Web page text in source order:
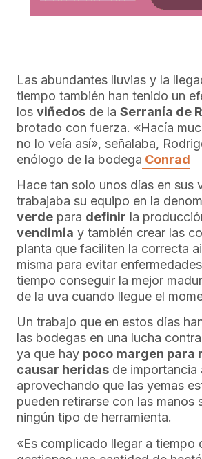
Las abundantes lluvias y la
tiempo también han tenido un
los viñedos de la Serranía de
brotado con fuerza. «Hacía
no lo veía así», señalaba,
enólogo de la bodega Conrad
Hace tan solo unos días en sus
trabajaba su equipo en la
verde para definir la
vendimia y también crear las
planta que faciliten la correcta
misma para evitar
tiempo conseguir la mejor
de la uva cuando llegue el
Un trabajo que en estos días
las bodegas en una lucha
ya que hay poco margen para
causar heridas de importancia
aprovechando que las yemas
pueden retirarse con las manos
ningún tipo de herramienta.
«Es complicado llegar a tiempo